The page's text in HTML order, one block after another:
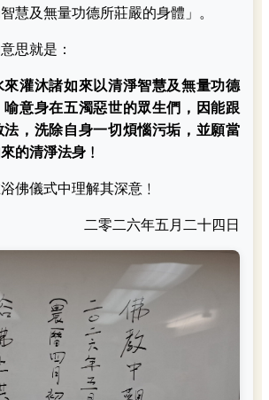
慧及無量功德所莊嚴的身體」。
思就是：
灌沐諸如來以清淨智慧及無量功德
喻意身在五濁惡世的眾生們，因能跟
法，洗除自身一切煩惱污垢，並願當
的清淨法身﹗
佛儀式中理解其深意﹗
二零二六年五月二十四日